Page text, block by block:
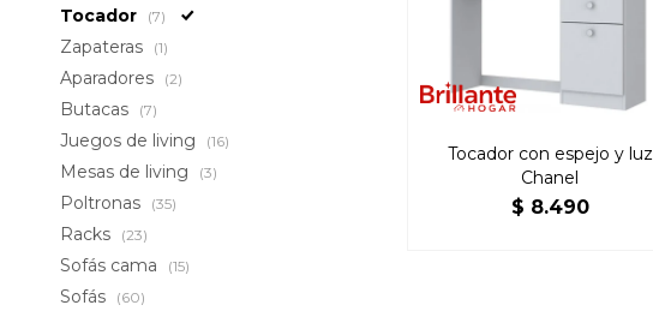
Tocador con espejo y luz
Chanel
$ 8.490
Tocador (7)
Zapateras (1)
Aparadores (2)
Butacas (7)
Juegos de living (16)
Mesas de living (3)
Poltronas (35)
Racks (23)
Sofás cama (15)
Sofás (60)